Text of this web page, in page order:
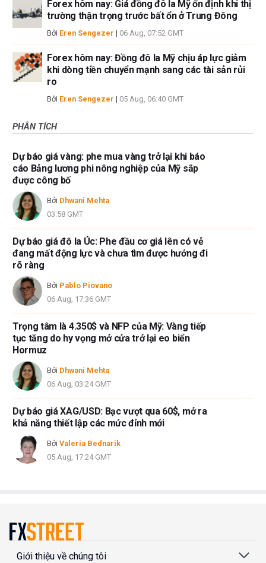
Forex hôm nay: Giá đồng đô la Mỹ ổn định khi thị
trường thận trọng trước bất ổn ở Trung Đông
Bởi Eren Sengezer | 06 Aug, 07:52 GMT
Forex hôm nay: Đồng đô la Mỹ chịu áp lực giảm
khi dòng tiền chuyển mạnh sang các tài sản rủi
ro
Bởi Eren Sengezer | 05 Aug, 06:40 GMT
PHÂN TÍCH
Dự báo giá vàng: phe mua vàng trở lại khi báo
cáo Bảng lương phi nông nghiệp của Mỹ sắp
được công bố
Bởi Dhwani Mehta
03:58 GMT
Dự báo giá đô la Úc: Phe đầu cơ giá lên có vẻ
đang mất động lực và chưa tìm được hướng đi
rõ ràng
Bởi Pablo Piovano
06 Aug, 17:36 GMT
Trọng tâm là 4.350$ và NFP của Mỹ: Vàng tiếp
tục tăng do hy vọng mở cửa trở lại eo biển
Hormuz
Bởi Dhwani Mehta
06 Aug, 03:24 GMT
Dự báo giá XAG/USD: Bạc vượt qua 60$, mở ra
khả năng thiết lập các mức đỉnh mới
Bởi Valeria Bednarik
05 Aug, 17:24 GMT
Giới thiệu về chúng tôi